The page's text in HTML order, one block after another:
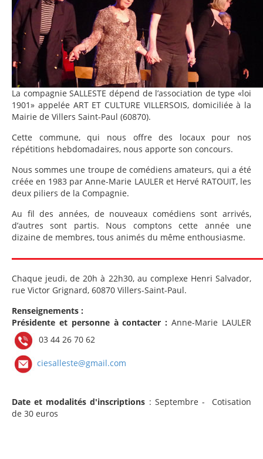
La compagnie SALLESTE dépend de l’association de type «loi
1901» appelée ART ET CULTURE VILLERSOIS, domiciliée à la
Mairie de Villers Saint-Paul (60870).
Cette commune, qui nous offre des locaux pour nos
répétitions hebdomadaires, nous apporte son concours.
Nous sommes une troupe de comédiens amateurs, qui a été
créée en 1983 par Anne-Marie LAULER et Hervé RATOUIT, les
deux piliers de la Compagnie.
Au fil des années, de nouveaux comédiens sont arrivés,
d’autres sont partis. Nous comptons cette année une
dizaine de membres, tous animés du même enthousiasme.
Chaque jeudi, de 20h à 22h30, au complexe Henri Salvador,
rue Victor Grignard, 60870 Villers-Saint-Paul.
Renseignements :
Présidente et personne à contacter :Anne-Marie LAULER
03 44 26 70 62
ciesalleste@gmail.com
Date et modalités d'inscriptions : Septembre - Cotisation
de 30 euros